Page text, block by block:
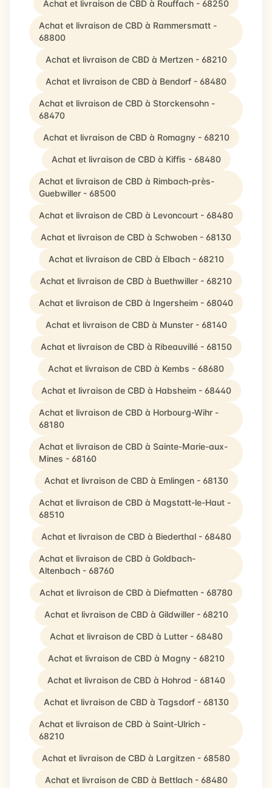
Achat et livraison de CBD à Rouffach - 68250
Achat et livraison de CBD à Rammersmatt -
68800
Achat et livraison de CBD à Mertzen - 68210
Achat et livraison de CBD à Bendorf - 68480
Achat et livraison de CBD à Storckensohn -
68470
Achat et livraison de CBD à Romagny - 68210
Achat et livraison de CBD à Kiffis - 68480
Achat et livraison de CBD à Rimbach-près-
Guebwiller - 68500
Achat et livraison de CBD à Levoncourt - 68480
Achat et livraison de CBD à Schwoben - 68130
Achat et livraison de CBD à Elbach - 68210
Achat et livraison de CBD à Buethwiller - 68210
Achat et livraison de CBD à Ingersheim - 68040
Achat et livraison de CBD à Munster - 68140
Achat et livraison de CBD à Ribeauvillé - 68150
Achat et livraison de CBD à Kembs - 68680
Achat et livraison de CBD à Habsheim - 68440
Achat et livraison de CBD à Horbourg-Wihr -
68180
Achat et livraison de CBD à Sainte-Marie-aux-
Mines - 68160
Achat et livraison de CBD à Emlingen - 68130
Achat et livraison de CBD à Magstatt-le-Haut -
68510
Achat et livraison de CBD à Biederthal - 68480
Achat et livraison de CBD à Goldbach-
Altenbach - 68760
Achat et livraison de CBD à Diefmatten - 68780
Achat et livraison de CBD à Gildwiller - 68210
Achat et livraison de CBD à Lutter - 68480
Achat et livraison de CBD à Magny - 68210
Achat et livraison de CBD à Hohrod - 68140
Achat et livraison de CBD à Tagsdorf - 68130
Achat et livraison de CBD à Saint-Ulrich -
68210
Achat et livraison de CBD à Largitzen - 68580
Achat et livraison de CBD à Bettlach - 68480